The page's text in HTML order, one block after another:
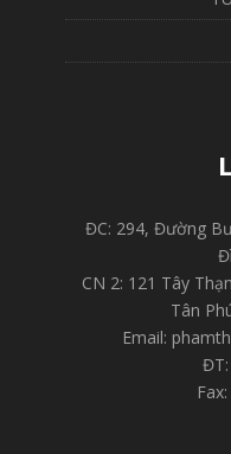
ĐC: 294, Đường
CN 2: 121 Tây
Tân
Email: